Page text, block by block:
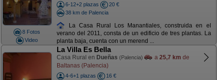
8 Fotos
Video
6-12+2 plazas
20 €
38 km de Palencia
La Casa Rural Los Manantiales, construida en el
verano del 2011, consta de un edificio de tres plantas. La
planta baja, cuenta con un merend ...
La Villa Es Bella
Casa Rural en Dueñas (Palencia) a 25,7 km de
Baltanas (Palencia)
4-6+1 plazas
16 €